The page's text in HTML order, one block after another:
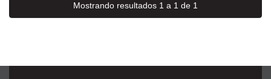
Mostrando resultados 1 a 1 de 1